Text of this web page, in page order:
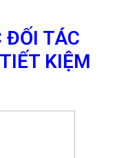
ĐỐI TÁC
KIỆM